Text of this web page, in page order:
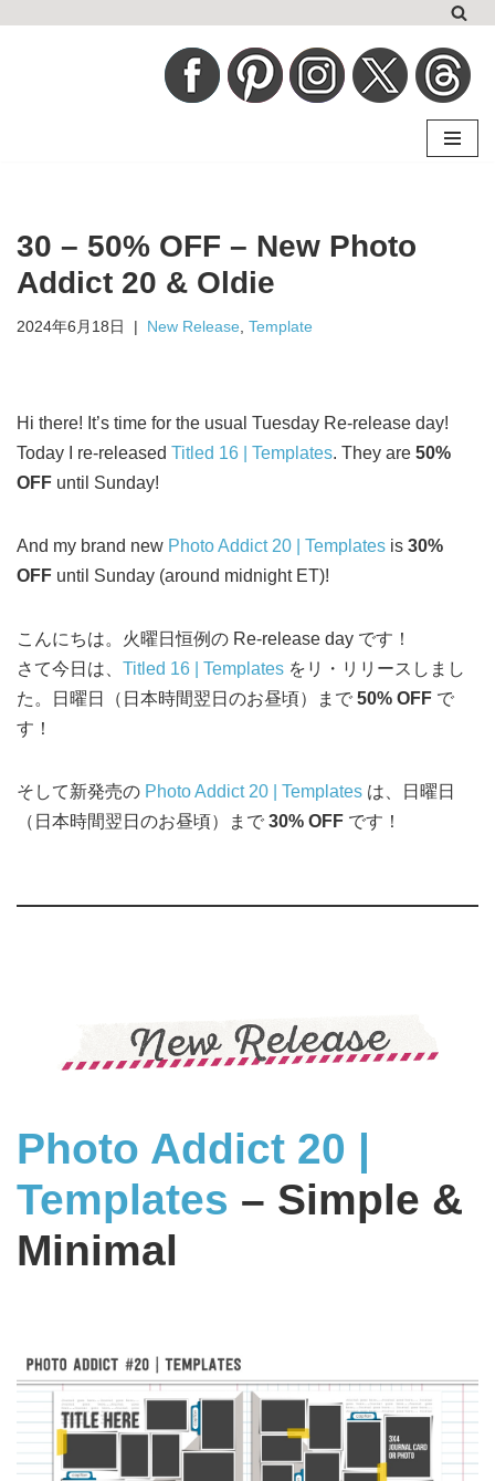
ス
キ
プ
30 – 50% OFF – New Photo
Addict 20 & Oldie
2024年6月18日 New Release Template
Hi there! It’s time for the usual Tuesday Re-release day!
Today I re-released Titled 16 | Templates. They are 50%
OFF until Sunday!
And my brand new Photo Addict 20 | Templates is 30%
OFF until Sunday (around midnight ET)!
こんにちは。火曜日恒例の Re-release day です！
さて今日は、 Titled 16 | Templates をリ・リリースしまし
た。日曜日（日本時間翌日のお昼頃）まで 50% OFF で
す！
そして新発売の Photo Addict 20 | Templates は、日曜日
（日本時間翌日のお昼頃）まで 30% OFF です！
Photo Addict 20 |
Templates – Simple &
Minimal